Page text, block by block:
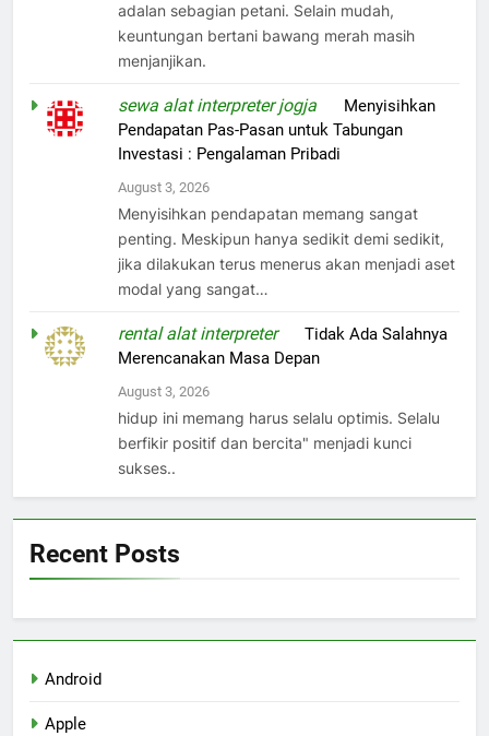
adalan sebagian petani. Selain mudah,
keuntungan bertani bawang merah masih
menjanjikan.
sewa alat interpreter jogja
Menyisihkan
Pendapatan Pas-Pasan untuk Tabungan
Investasi : Pengalaman Pribadi
August 3, 2026
Menyisihkan pendapatan memang sangat
penting. Meskipun hanya sedikit demi sedikit,
jika dilakukan terus menerus akan menjadi aset
modal yang sangat…
rental alat interpreteronTidak Ada Salahnya
Merencanakan Masa Depan
August 3, 2026
hidup ini memang harus selalu optimis. Selalu
berfikir positif dan bercita" menjadi kunci
sukses..
Recent Posts
Android
Apple